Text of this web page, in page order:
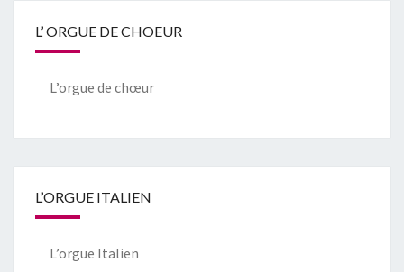
L’ ORGUE DE CHOEUR
L’orgue de chœur
L’ORGUE ITALIEN
L’orgue Italien